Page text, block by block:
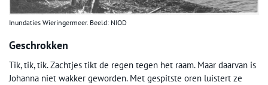
Inundaties Wieringermeer. Beeld: NIOD
Geschrokken
Tik, tik, tik. Zachtjes tikt de regen tegen het raam. Maar daarvan is
Johanna niet wakker geworden. Met gespitste oren luistert ze